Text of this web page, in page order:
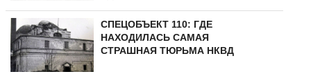
СПЕЦОБЪЕКТ 110: ГДЕ
НАХОДИЛАСЬ САМАЯ
СТРАШНАЯ ТЮРЬМА НКВД